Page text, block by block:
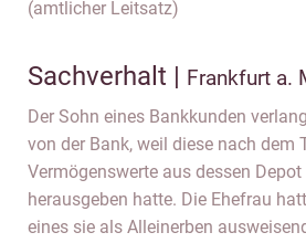
(amtlicher Leitsatz)
Sachverhalt | Frankfurt a.
Der Sohn eines Bankkunden
von der Bank, weil diese nach dem
Vermögenswerte aus dessen
herausgeben hatte. Die Ehefrau
eines sie als Alleinerben